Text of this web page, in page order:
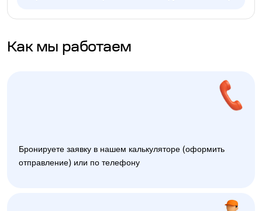
Как мы работаем
Бронируете заявку в нашем калькуляторе (оформить
отправление) или по телефону